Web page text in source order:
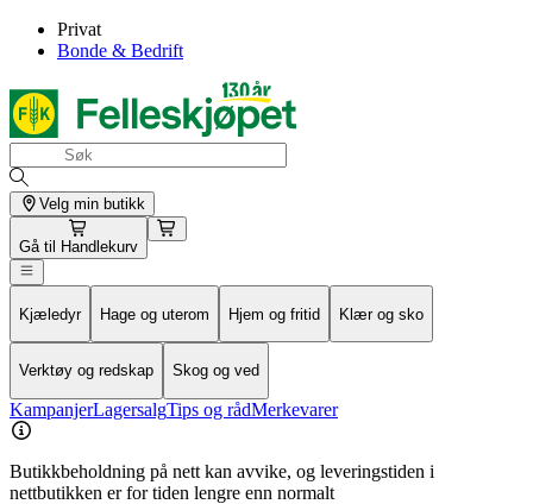
Privat
Bonde & Bedrift
Velg min butikk
Gå til Handlekurv
Kjæledyr Hage og uterom Hjem og fritid Klær og sko
Verktøy og redskap Skog og ved
KampanjerLagersalgTips og rådMerkevarer
Butikkbeholdning på nett kan avvike, og leveringstiden i
nettbutikken er for tiden lengre enn normalt